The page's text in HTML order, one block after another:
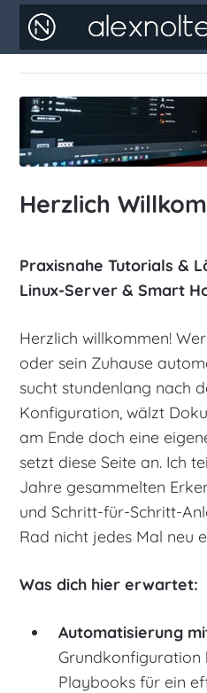
Herzlich
Praxisnahe Tutorials &
Linux-Server & Smart
Herzlich willkommen!
oder sein Zuhause
sucht stundenlang nach
Konfiguration, wälzt
am Ende doch eine
setzt diese Seite an. Ich
Jahre gesammelten
und Schritt-für-Schritt-
Rad nicht jedes Mal neu
Was dich hier erwartet:
Automatisierung
Grundkonfiguration
Playbooks für ein